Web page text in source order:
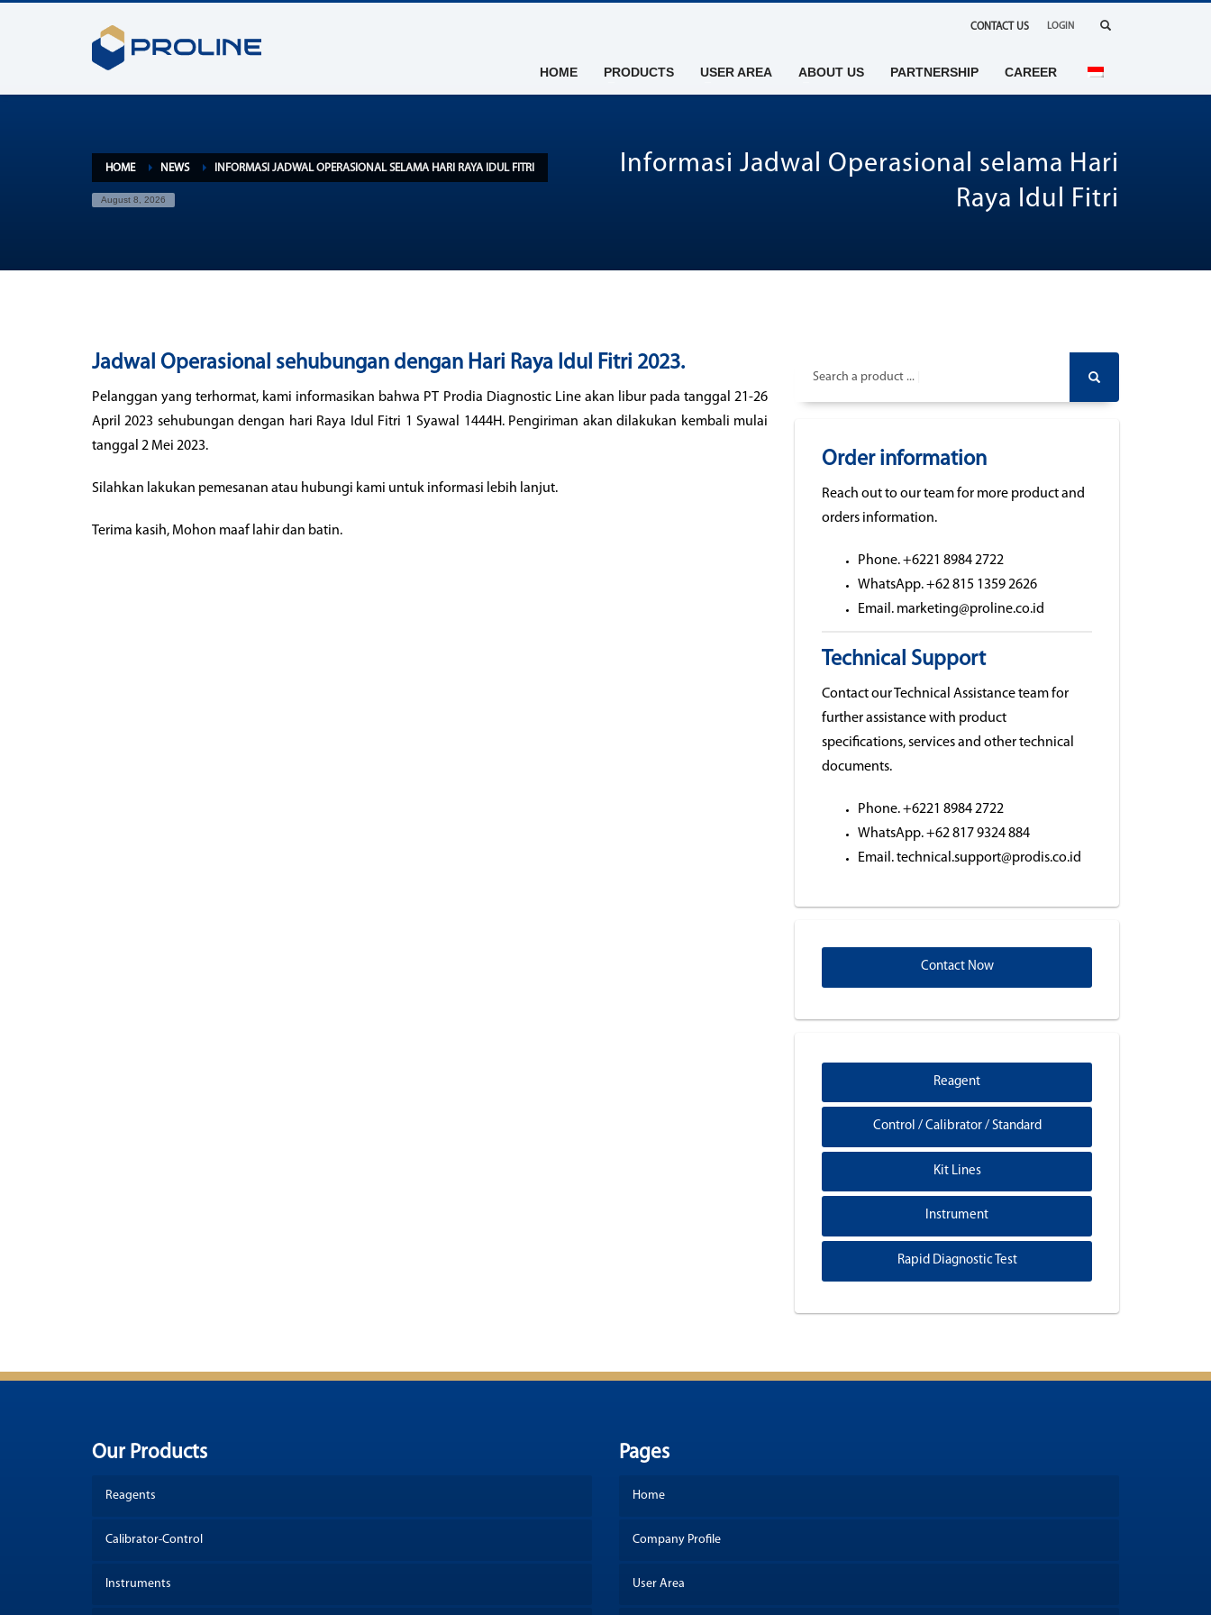
CONTACT US LOGIN
HOME PRODUCTS USER AREA ABOUT US PARTNERSHIP CAREER
HOME NEWS INFORMASI JADWAL OPERASIONAL SELAMA HARI RAYA IDUL FITRI
August 8, 2026
Informasi Jadwal Operasional selama Hari
Raya Idul Fitri
Jadwal Operasional sehubungan dengan Hari Raya Idul Fitri 2023.
Pelanggan yang terhormat, kami informasikan bahwa PT Prodia Diagnostic Line akan libur pada tanggal 21-26
April 2023 sehubungan dengan hari Raya Idul Fitri 1 Syawal 1444H. Pengiriman akan dilakukan kembali mulai
tanggal 2 Mei 2023.
Silahkan lakukan pemesanan atau hubungi kami untuk informasi lebih lanjut.
Terima kasih, Mohon maaf lahir dan batin.
Search a product ...
Order information
Reach out to our team for more product and
orders information.
Phone. +6221 8984 2722
WhatsApp. +62 815 1359 2626
Email. marketing@proline.co.id
Technical Support
Contact our Technical Assistance team for
further assistance with product
specifications, services and other technical
documents.
Phone. +6221 8984 2722
WhatsApp. +62 817 9324 884
Email. technical.support@prodis.co.id
Contact Now
Reagent
Control / Calibrator / Standard
Kit Lines
Instrument
Rapid Diagnostic Test
Our Products
Reagents
Calibrator-Control
Instruments
Pages
Home
Company Profile
User Area